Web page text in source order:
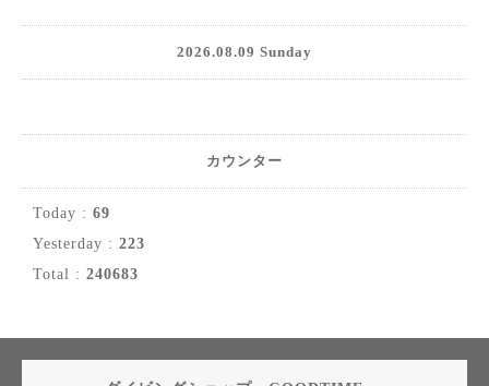
2026.08.09 Sunday
カウンター
Today : 69
Yesterday : 223
Total : 240683